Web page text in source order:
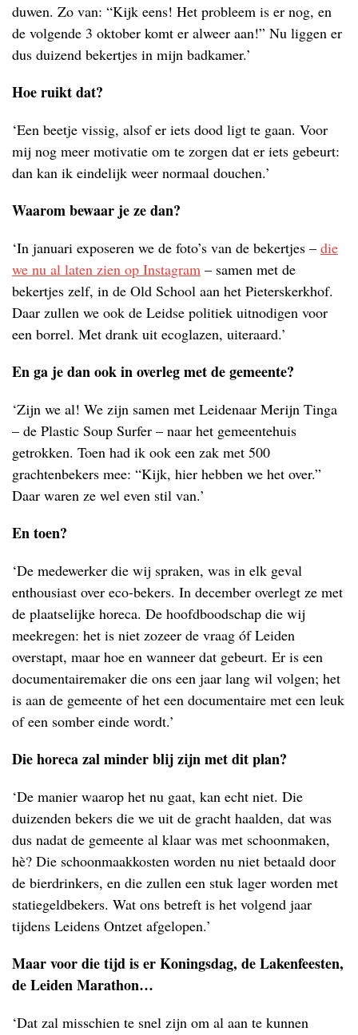
duwen. Zo van: “Kijk eens! Het probleem is er nog, en
de volgende 3 oktober komt er alweer aan!” Nu liggen er
dus duizend bekertjes in mijn badkamer.’
Hoe ruikt dat?
‘Een beetje vissig, alsof er iets dood ligt te gaan. Voor
mij nog meer motivatie om te zorgen dat er iets gebeurt:
dan kan ik eindelijk weer normaal douchen.’
Waarom bewaar je ze dan?
‘In januari exposeren we de foto’s van de bekertjes – die
we nu al laten zien op Instagram – samen met de
bekertjes zelf, in de Old School aan het Pieterskerkhof.
Daar zullen we ook de Leidse politiek uitnodigen voor
een borrel. Met drank uit ecoglazen, uiteraard.’
En ga je dan ook in overleg met de gemeente?
‘Zijn we al! We zijn samen met Leidenaar Merijn Tinga
– de Plastic Soup Surfer – naar het gemeentehuis
getrokken. Toen had ik ook een zak met 500
grachtenbekers mee: “Kijk, hier hebben we het over.”
Daar waren ze wel even stil van.’
En toen?
‘De medewerker die wij spraken, was in elk geval
enthousiast over eco-bekers. In december overlegt ze met
de plaatselijke horeca. De hoofdboodschap die wij
meekregen: het is niet zozeer de vraag óf Leiden
overstapt, maar hoe en wanneer dat gebeurt. Er is een
documentairemaker die ons een jaar lang wil volgen; het
is aan de gemeente of het een documentaire met een leuk
of een somber einde wordt.’
Die horeca zal minder blij zijn met dit plan?
‘De manier waarop het nu gaat, kan echt niet. Die
duizenden bekers die we uit de gracht haalden, dat was
dus nadat de gemeente al klaar was met schoonmaken,
hè? Die schoonmaakkosten worden nu niet betaald door
de bierdrinkers, en die zullen een stuk lager worden met
statiegeldbekers. Wat ons betreft is het volgend jaar
tijdens Leidens Ontzet afgelopen.’
Maar voor die tijd is er Koningsdag, de Lakenfeesten,
de Leiden Marathon…
‘Dat zal misschien te snel zijn om al aan te kunnen